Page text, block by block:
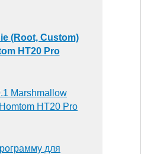
(Root, Custom)
HT20 Pro
Marshmallow
HT20 Pro
для